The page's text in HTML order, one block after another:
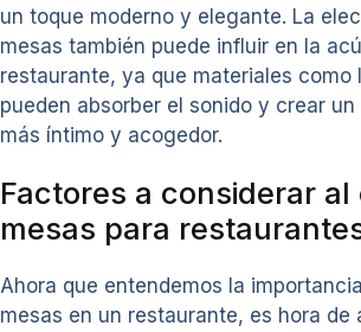
un toque moderno y elegante. La
mesas también puede influir en la
restaurante, ya que materiales como
pueden absorber el sonido y crear un
más íntimo y acogedor.
Factores a considerar al
mesas para
Ahora que entendemos la
mesas en un restaurante, es hora de